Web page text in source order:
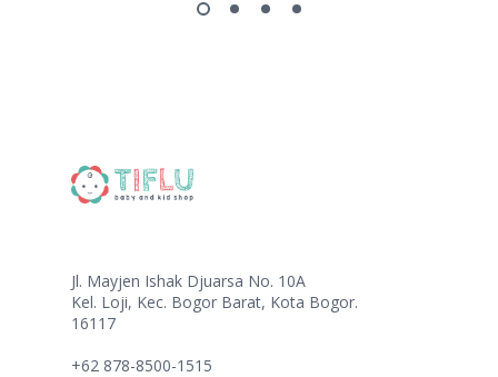
Jl. Mayjen Ishak Djuarsa No. 10A
Kel. Loji, Kec. Bogor Barat, Kota Bogor.
16117
+62 878-8500-1515